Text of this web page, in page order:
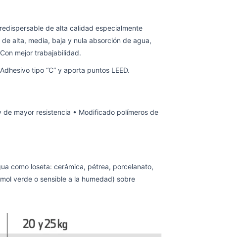
de alta calidad especialmente
alta, media, baja y nula absorción de agua,
mejor trabajabilidad.
tipo “C” y aporta puntos LEED.
mayor resistencia • Modificado polímeros de
como loseta: cerámica, pétrea, porcelanato,
verde o sensible a la humedad) sobre